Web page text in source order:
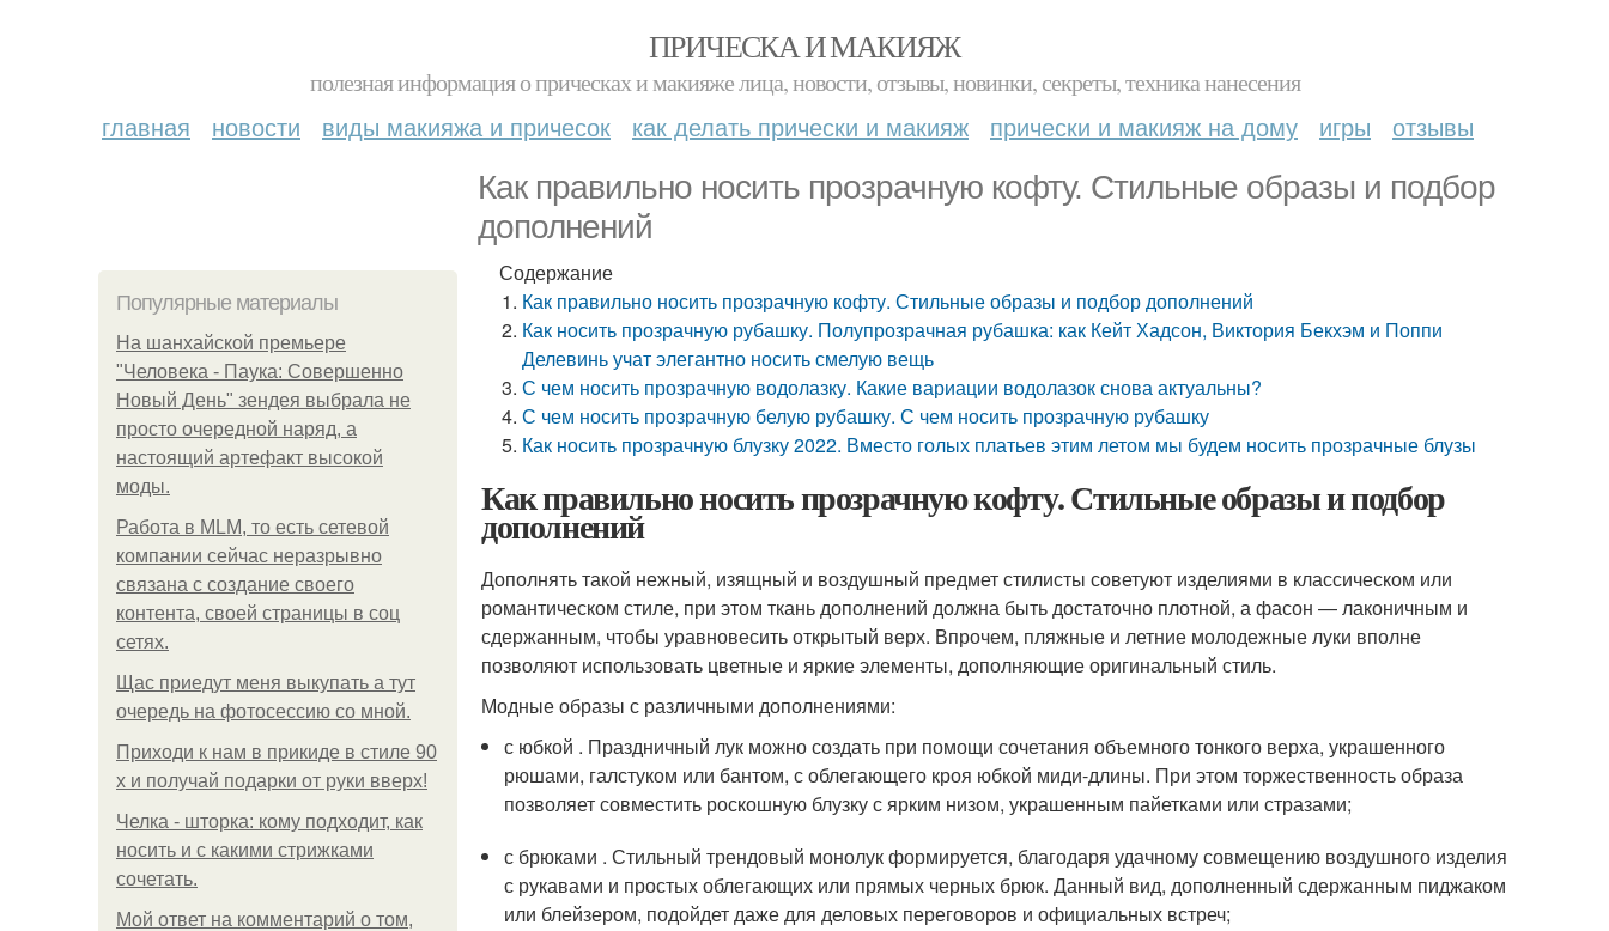
ПРИЧЕСКА И МАКИЯЖ
полезная информация о прическах и макияже лица, новости, отзывы, новинки, секреты, техника нанесения
главная новости виды макияжа и причесок как делать прически и макияж прически и макияж на дому игры отзывы
Как правильно носить прозрачную кофту. Стильные образы и подбор
дополнений
Популярные материалы
На шанхайской премьере
"Человека - Паука: Совершенно
Новый День" зендея выбрала не
просто очередной наряд, а
настоящий артефакт высокой
моды.
Работа в MLM, то есть сетевой
компании сейчас неразрывно
связана с создание своего
контента, своей страницы в соц
сетях.
Щас приедут меня выкупать а тут
очередь на фотосессию со мной.
Приходи к нам в прикиде в стиле 90
х и получай подарки от руки вверх!
Челка - шторка: кому подходит, как
носить и с какими стрижками
сочетать.
Мой ответ на комментарий о том,
Содержание
Как правильно носить прозрачную кофту. Стильные образы и подбор дополнений
Как носить прозрачную рубашку. Полупрозрачная рубашка: как Кейт Хадсон, Виктория Бекхэм и Поппи
Делевинь учат элегантно носить смелую вещь
С чем носить прозрачную водолазку. Какие вариации водолазок снова актуальны?
С чем носить прозрачную белую рубашку. С чем носить прозрачную рубашку
Как носить прозрачную блузку 2022. Вместо голых платьев этим летом мы будем носить прозрачные блузы
Как правильно носить прозрачную кофту. Стильные образы и подбор
дополнений
Дополнять такой нежный, изящный и воздушный предмет стилисты советуют изделиями в классическом или
романтическом стиле, при этом ткань дополнений должна быть достаточно плотной, а фасон — лаконичным и
сдержанным, чтобы уравновесить открытый верх. Впрочем, пляжные и летние молодежные луки вполне
позволяют использовать цветные и яркие элементы, дополняющие оригинальный стиль.
Модные образы с различными дополнениями:
с юбкой . Праздничный лук можно создать при помощи сочетания объемного тонкого верха, украшенного
рюшами, галстуком или бантом, с облегающего кроя юбкой миди-длины. При этом торжественность образа
позволяет совместить роскошную блузку с ярким низом, украшенным пайетками или стразами;
с брюками . Стильный трендовый монолук формируется, благодаря удачному совмещению воздушного изделия
с рукавами и простых облегающих или прямых черных брюк. Данный вид, дополненный сдержанным пиджаком
или блейзером, подойдет даже для деловых переговоров и официальных встреч;